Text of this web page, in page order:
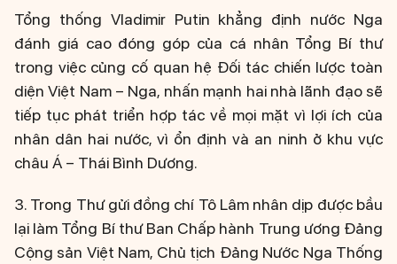
Tổng thống Vladimir Putin khẳng định nước Nga
đánh giá cao đóng góp của cá nhân Tổng Bí thư
trong việc củng cố quan hệ Đối tác chiến lược toàn
diện Việt Nam – Nga, nhấn mạnh hai nhà lãnh đạo sẽ
tiếp tục phát triển hợp tác về mọi mặt vì lợi ích của
nhân dân hai nước, vì ổn định và an ninh ở khu vực
châu Á – Thái Bình Dương.
3. Trong Thư gửi đồng chí Tô Lâm nhân dịp được bầu
lại làm Tổng Bí thư Ban Chấp hành Trung ương Đảng
Cộng sản Việt Nam, Chủ tịch Đảng Nước Nga Thống